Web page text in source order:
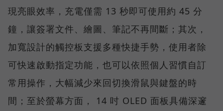
現亮眼效率，充電僅需 13 秒即可使用約 45 分
鐘，讓簽署文件、繪圖、筆記不再間斷；其次，
加寬設計的觸控板支援多種快捷手勢，使用者除
可快速啟動指定功能，也可以依照個人習慣自訂
常用操作，大幅減少來回切換滑鼠與鍵盤的時
間；至於螢幕方面， 14 吋 OLED 面板具備深邃